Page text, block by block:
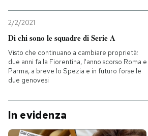
2/2/2021
Di chi sono le squadre di Serie A
Visto che continuano a cambiare proprietà:
due anni fa la Fiorentina, l'anno scorso Roma e
Parma, a breve lo Spezia e in futuro forse le
due genovesi
In evidenza